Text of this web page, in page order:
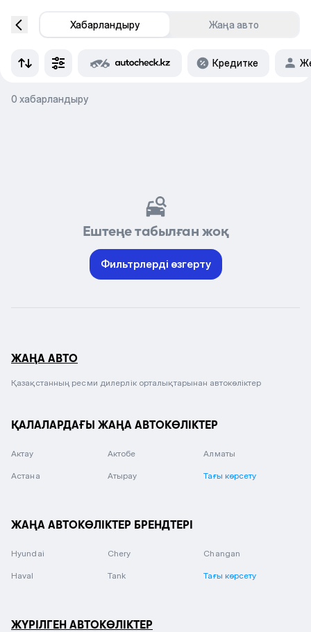
Хабарландыру Жаңа авто
Кредитке
0 хабарландыру
Ештеңе табылған жоқ
Фильтрлерді өзгерту
ЖАҢА АВТО
Қазақстанның ресми дилерлік орталықтарынан автокөліктер
ҚАЛАЛАРДАҒЫ ЖАҢА АВТОКӨЛІКТЕР
Актау Актобе Алматы
Астана Атырау Тағы көрсету
ЖАҢА АВТОКӨЛІКТЕР БРЕНДТЕРІ
Hyundai Chery Changan
Haval Tank Тағы көрсету
ЖҮРІЛГЕН АВТОКӨЛІКТЕР